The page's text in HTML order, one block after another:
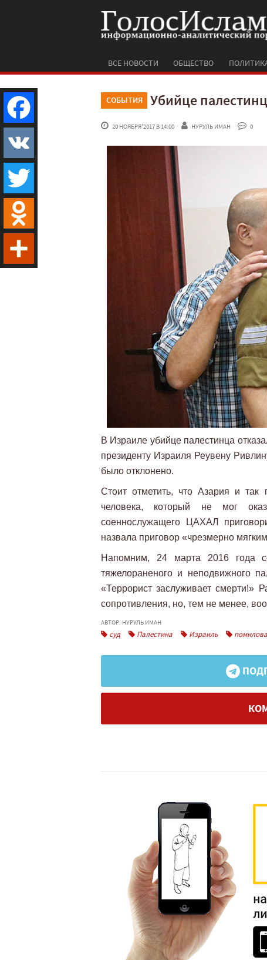
ВСЕ НОВОСТИ ОБЩЕСТВО
СОБЫТИЯ Убийце
20 НОЯБРЯ'2017 В 14:00 НУРУЛЬ ИМАН 0
В Израиле убийце палестинца
президенту Израиля Реувену
было отклонено.
Стоит отметить, что Азария и так
человека, который не мог
соеннослужащего ЦАХАЛ
назвала приговор «чрезмерно
Напомним, 24 марта 2016 года
тяжелораненого и неподвижного
«Террорист заслуживает смерти!»
сопротивления, но, тем не менее,
АВТОР: НУРУЛЬ ИМАН
суд Палестина Израиль
Facebook
VK
Twitter
Odnoklassniki